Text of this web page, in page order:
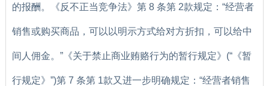
的报酬。《反不正当竞争法》第 8 条第 2款规定：“经营者
销售或购买商品，可以以明示方式给对方折扣，可以给中
间人佣金。”《关于禁止商业贿赂行为的暂行规定》(“《暂
行规定》”)第 7 条第 1款又进一步明确规定：“经营者销售